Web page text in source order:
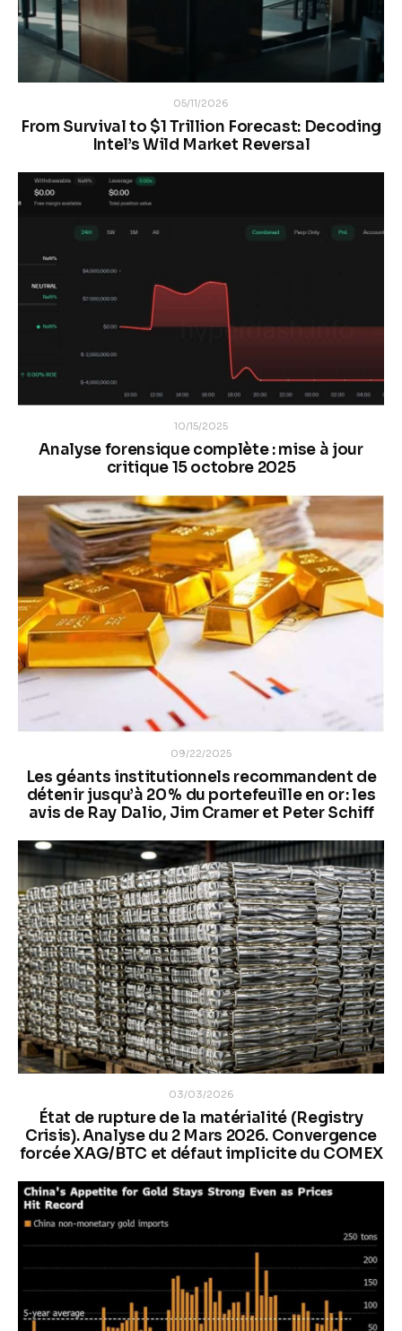
05/11/2026
From Survival to $1 Trillion Forecast: Decoding
Intel’s Wild Market Reversal
10/15/2025
Analyse forensique complète : mise à jour
critique 15 octobre 2025
09/22/2025
Les géants institutionnels recommandent de
détenir jusqu’à 20 % du portefeuille en or : les
avis de Ray Dalio, Jim Cramer et Peter Schiff
03/03/2026
État de rupture de la matérialité (Registry
Crisis). Analyse du 2 Mars 2026. Convergence
forcée XAG/BTC et défaut implicite du COMEX